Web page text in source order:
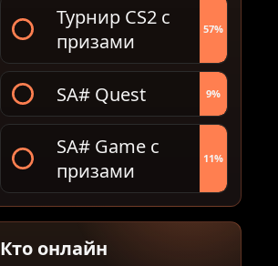
Турнир CS2 с
призами
57%
SA# Quest 9%
SA# Game с
призами
11%
Кто онлайн